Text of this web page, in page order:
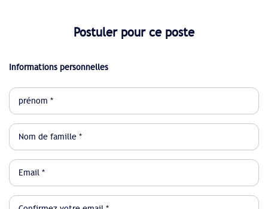
Postuler pour ce poste
Informations personnelles